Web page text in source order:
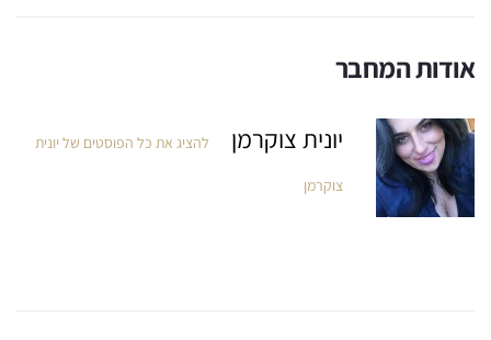
אודות המחבר
יונית צוקרמן להציג את כל הפוסטים של יונית
צוקרמן